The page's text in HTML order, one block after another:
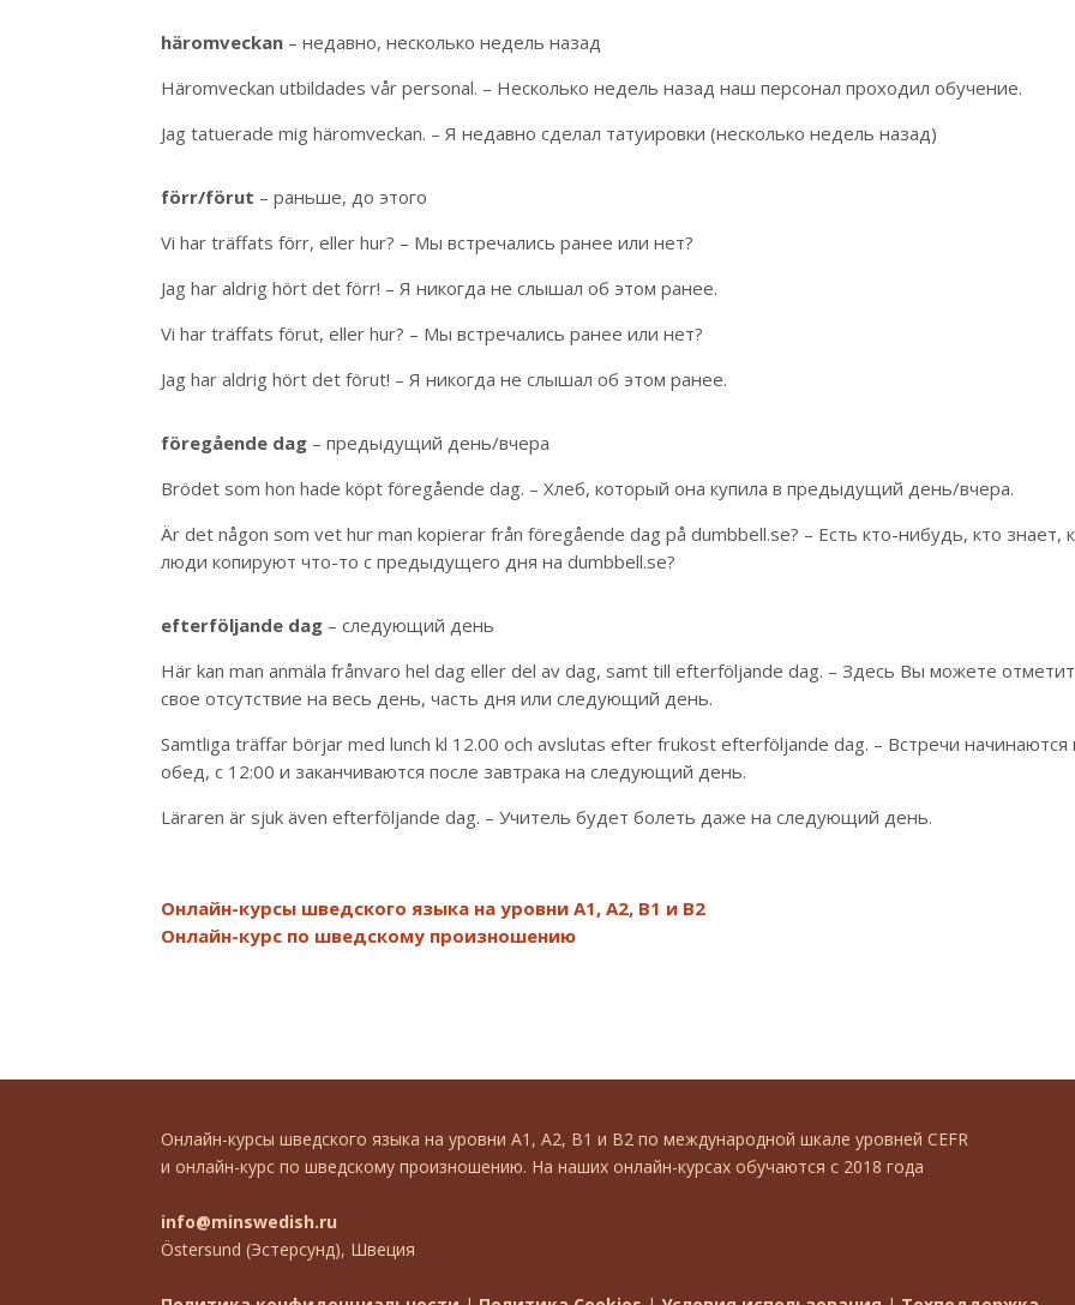
häromveckan – недавно, несколько недель назад
Häromveckan utbildades vår personal. – Несколько недель назад наш персонал проходил обучение.
Jag tatuerade mig häromveckan. – Я недавно сделал татуировки (несколько недель назад)
förr/förut – раньше, до этого
Vi har träffats förr, eller hur? – Мы встречались ранее или нет?
Jag har aldrig hört det förr! – Я никогда не слышал об этом ранее.
Vi har träffats förut, eller hur? – Мы встречались ранее или нет?
Jag har aldrig hört det förut! – Я никогда не слышал об этом ранее.
föregående dag – предыдущий день/вчера
Brödet som hon hade köpt föregående dag. – Хлеб, который она купила в предыдущий день/вчера.
Är det någon som vet hur man kopierar från föregående dag på dumbbell.se? – Есть кто-нибудь, кто знает,
люди копируют что-то с предыдущего дня на dumbbell.se?
efterföljande dag – следующий день
Här kan man anmäla frånvaro hel dag eller del av dag, samt till efterföljande dag. – Здесь Вы можете
свое отсутствие на весь день, часть дня или следующий день.
Samtliga träffar börjar med lunch kl 12.00 och avslutas efter frukost efterföljande dag. – Встречи начинаются
обед, с 12:00 и заканчиваются после завтрака на следующий день.
Läraren är sjuk även efterföljande dag. – Учитель будет болеть даже на следующий день.
Онлайн-курсы шведского языка на уровни А1, А2, В1 и В2
Онлайн-курс по шведскому произношению
Онлайн-курсы шведского языка на уровни А1, А2, В1 и В2 по международной шкале уровней CEFR
и онлайн-курс по шведскому произношению. На наших онлайн-курсах обучаются с 2018 года
info@minswedish.ru
Östersund (Эстерсунд), Швеция